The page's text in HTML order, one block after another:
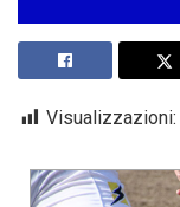
Visualizzazioni: